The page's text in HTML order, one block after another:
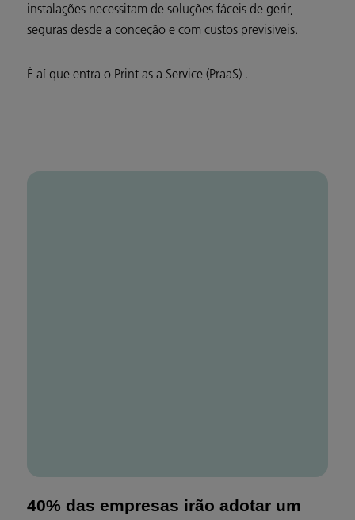
instalações necessitam de soluções fáceis de gerir,
seguras desde a conceção e com custos previsíveis.
É aí que entra o Print as a Service (PraaS) .
40% das empresas irão adotar um